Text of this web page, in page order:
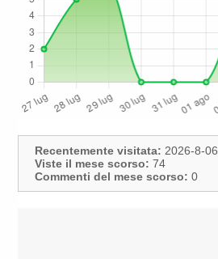
Recentemente visitata: 2026-8-06
Viste il mese scorso: 74
Commenti del mese scorso: 0